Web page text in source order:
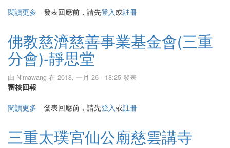
閱讀更多 關於慈光山人乘寺第一講堂
發表回應前，請先登入或註冊
佛教慈濟慈善事業基金會(三重
分會)-靜思堂
由 Nimawang 在 2018, 一月 26 - 18:25 發表
審核回報
閱讀更多 關於佛教慈濟慈善事業基金會(三重分會)-靜思堂
發表回應前，請先登入或註冊
三重太璞宮仙公廟慈雲講寺